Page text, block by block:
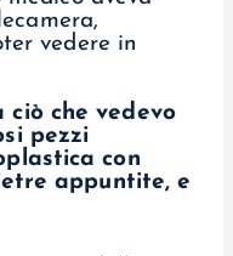
vedere in
ciò che vedevo
pezzi
con
appuntite, e